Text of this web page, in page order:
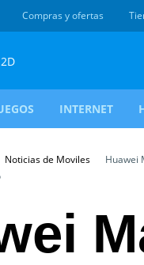
Compras y ofertas
INTERNET
Noticias de Moviles
Huawei